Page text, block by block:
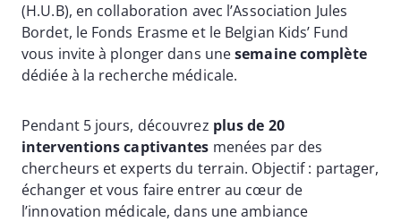
(H.U.B), en collaboration avec l’Association Jules
Bordet, le Fonds Erasme et le Belgian Kids’ Fund
vous invite à plonger dans unesemaine complète
dédiée à la recherche médicale.
Pendant 5 jours, découvrez plus de 20
interventions captivantes menées par des
chercheurs et experts du terrain. Objectif : partager,
échanger et vous faire entrer au cœur de
l’innovation médicale, dans une ambiance